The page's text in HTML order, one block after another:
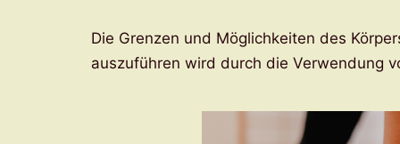
Die Grenzen und Möglichkeiten des
auszuführen wird durch die Verwendung